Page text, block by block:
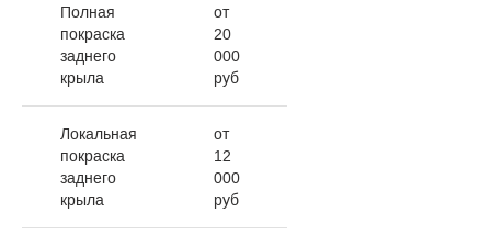
Полная
покраска
заднего
крыла
от
20
000
руб
Локальная
покраска
заднего
крыла
от
12
000
руб